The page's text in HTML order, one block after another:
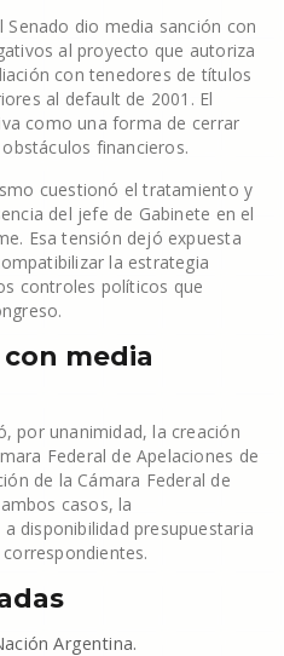
dio media sanción con
al proyecto que autoriza
con tenedores de títulos
al default de 2001. El
como una forma de cerrar
financieros.
cuestionó el tratamiento y
del jefe de Gabinete en el
Esa tensión dejó expuesta
la estrategia
controles políticos que
media
por unanimidad, la creación
Federal de Apelaciones de
de la Cámara Federal de
casos, la
disponibilidad presupuestaria
Argentina.